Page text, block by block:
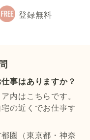
登録無料
事はありますか？
内はこちらです。
の近くでお仕事す
圏（東京都・神奈